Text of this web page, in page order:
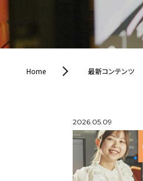
Home 最新コンテンツ
2026.05.09